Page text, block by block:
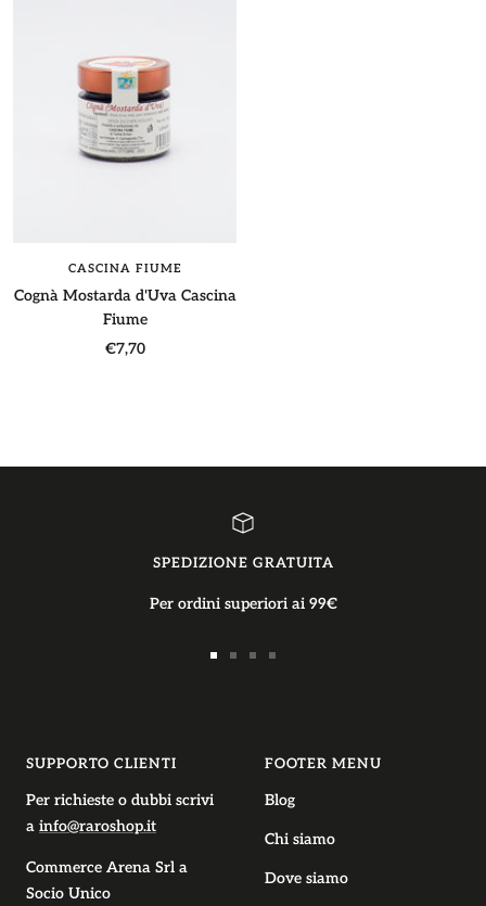
CASCINA FIUME
Cognà Mostarda d'Uva Cascina
Fiume
Prezzo
€7,70
SPEDIZIONE GRATUITA
Per ordini superiori ai 99€
SUPPORTO CLIENTI
Per richieste o dubbi scrivi
a info@raroshop.it
Commerce Arena Srl a
Socio Unico
FOOTER MENU
Blog
Chi siamo
Dove siamo